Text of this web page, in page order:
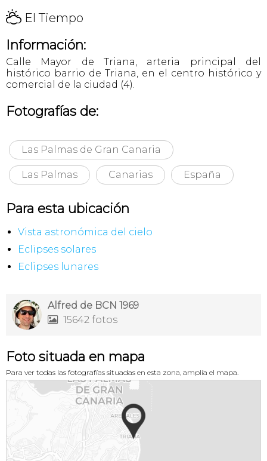
H El Tiempo
Información:
Calle Mayor de Triana, arteria principal del
histórico barrio de Triana, en el centro histórico y
comercial de la ciudad (4).
Fotografías de:
Las Palmas de Gran Canaria
Las Palmas Canarias España
Para esta ubicación
Vista astronómica del cielo
Eclipses solares
Eclipses lunares
Alfred de BCN 1969
 15642 fotos
Foto situada en mapa
Para ver todas las fotografías situadas en esta zona, amplía el mapa.